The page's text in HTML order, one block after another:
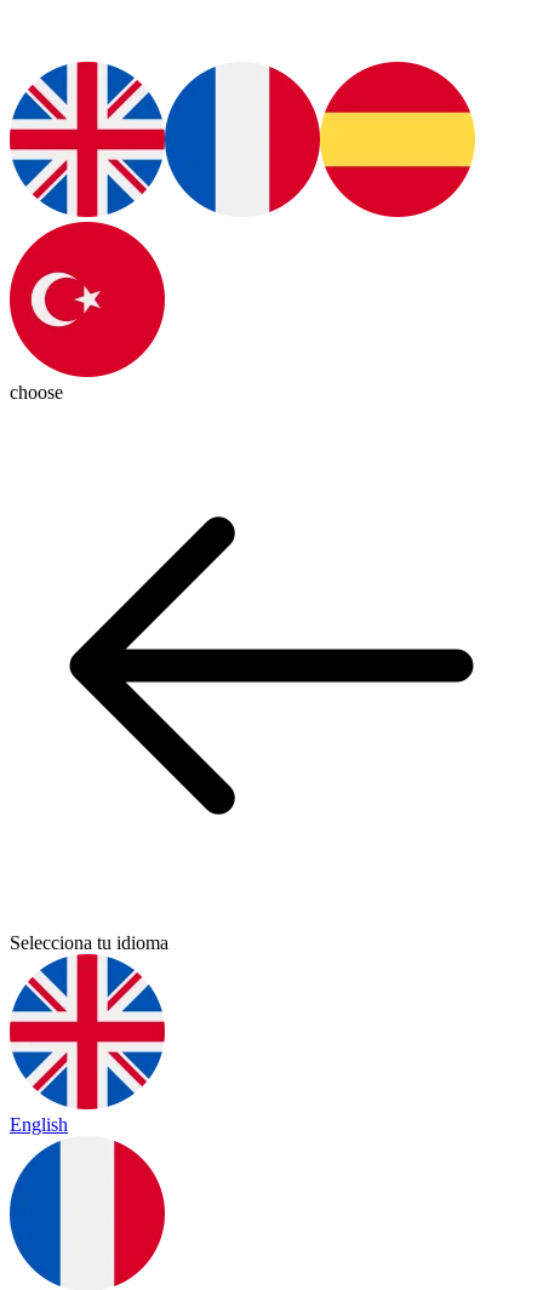
choose
Selecciona tu idioma
English